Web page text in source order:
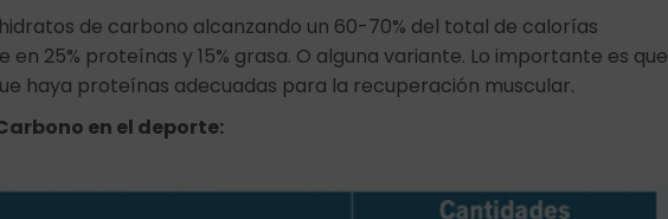
de carbono alcanzando un 60-70% del total de calorías
en 25% proteínas y 15% grasa. O alguna variante. Lo importante es que
haya proteínas adecuadas para la recuperación muscular.
en el deporte: